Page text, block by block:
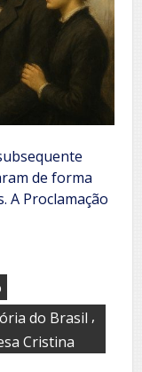
de forma
A Proclamação
do Brasil ,
Cristina